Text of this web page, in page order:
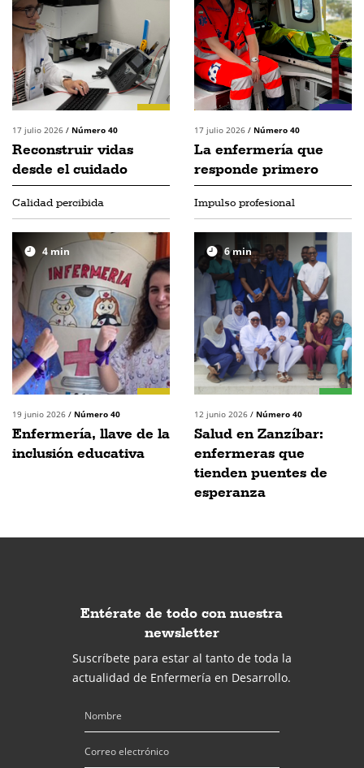
17 julio 2026 / Número 40
Reconstruir vidas
desde el cuidado
17 julio 2026 / Número 40
La enfermería que
responde primero
Calidad percibida
4min
19 junio 2026 / Número 40
Enfermería, llave de la
inclusión educativa
Impulso profesional
6min
12 junio 2026 / Número 40
Salud en Zanzíbar:
enfermeras que
tienden puentes de
esperanza
Entérate de todo con nuestra
newsletter
Suscríbete para estar al tanto de toda la
actualidad de Enfermería en Desarrollo.